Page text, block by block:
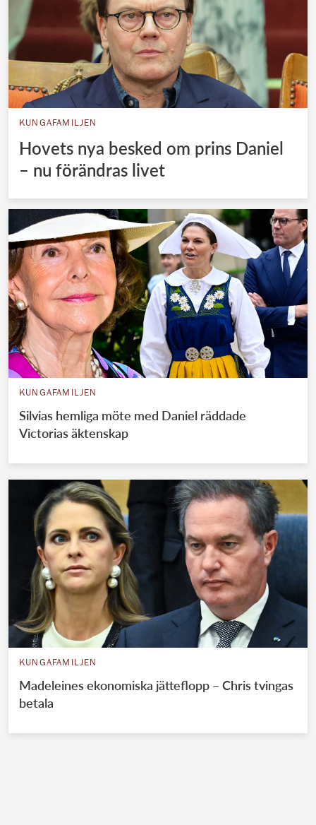
KUNGAFAMILJEN
Hovets nya besked om prins Daniel
– nu förändras livet
KUNGAFAMILJEN
Silvias hemliga möte med Daniel räddade
Victorias äktenskap
KUNGAFAMILJEN
Madeleines ekonomiska jätteflopp – Chris tvingas
betala